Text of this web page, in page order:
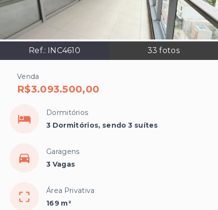
Ref.: INC4610 33 fotos
Venda
R$3.093.500,00
Dormitórios
3 Dormitórios, sendo 3 suítes
Garagens
3 Vagas
Área Privativa
169 m²